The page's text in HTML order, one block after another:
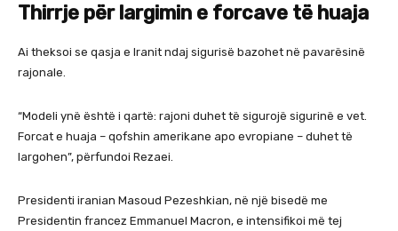
Thirrje për largimin e forcave të huaja
Ai theksoi se qasja e Iranit ndaj sigurisë bazohet në pavarësinë
rajonale.
“Modeli ynë është i qartë: rajoni duhet të sigurojë sigurinë e vet.
Forcat e huaja – qofshin amerikane apo evropiane – duhet të
largohen”, përfundoi Rezaei.
Presidenti iranian Masoud Pezeshkian, në një bisedë me
Presidentin francez Emmanuel Macron, e intensifikoi më tej